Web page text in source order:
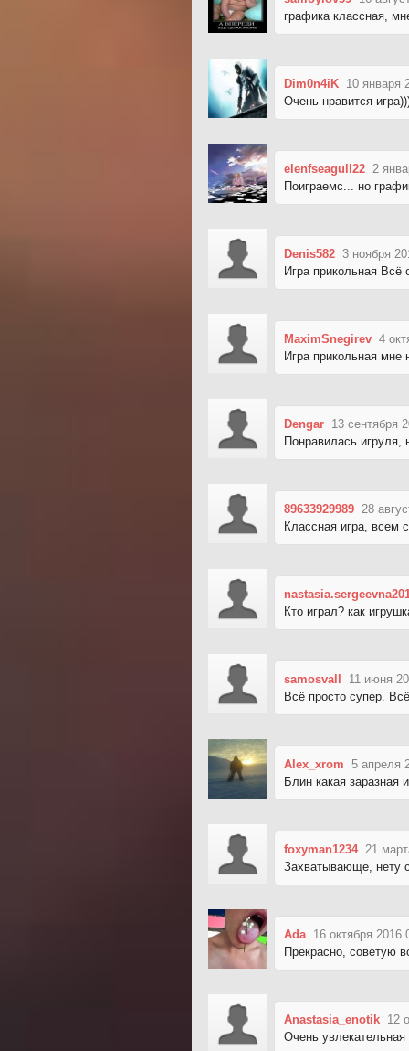
графика классная,
Dim0n4iK 10 января
Очень нравится
elenfseagull22 2
Поиграемс... но
Denis582 3 ноября
Игра прикольная Всё
MaximSnegirev 4
Игра прикольная мне
Dengar 13 сентября
Понравилась игруля,
89633929989 28
Классная игра, всем
Кто играл? как
samosvall
11 июня
Всё просто супер.
Alex_xrom 5 апреля
Блин какая заразная
foxyman1234 21
Захватывающе, нету
Ada 16 октября 2016
Прекрасно, советую
Anastasia_enotik 12
Очень увлекательная